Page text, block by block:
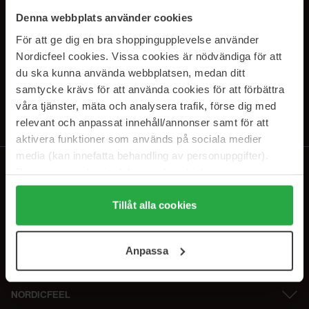
Denna webbplats använder cookies
För att ge dig en bra shoppingupplevelse använder
Nordicfeel cookies. Vissa cookies är nödvändiga för att
du ska kunna använda webbplatsen, medan ditt
samtycke krävs för att använda cookies för att förbättra
våra tjänster, mäta och analysera trafik, förse dig med
relevant och anpassat innehåll/annonser samt för att
aktivera funktioner som används på sociala medier
media (kan innefatta behandling av personuppgifter).
Genom att trycka på "Tillåt alla cookies" accepterar du
alla cookies, medan du under "Detaljer" kan anpassa
användningen av cookies. Du kan när som helst återkalla
samt vår Integritetspolicy.
Tillåt alla cookies
Anpassa
SUBSCRIBE TO OUR
NEWSLETTER
E-mail
Ved at abonnere accepterer du voresprivatlivspolitik. Afmeld til enhver
NORDICFEEL